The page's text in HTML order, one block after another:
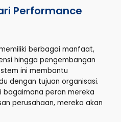
Performance
berbagai manfaat,
hingga pengembangan
ini membantu
dengan tujuan organisasi.
bagaimana peran mereka
perusahaan, mereka akan